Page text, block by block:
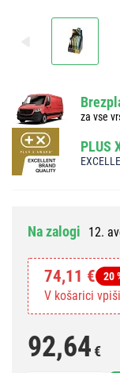
za vse
PLUS
Na zalogi 12.
74,11 € 20
V košarici
92,64€